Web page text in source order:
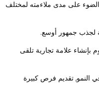
على مدى ملاءمته لمختلف
جمهور أوسع.
علامة تجارية تلقى
تقديم فرص كبيرة